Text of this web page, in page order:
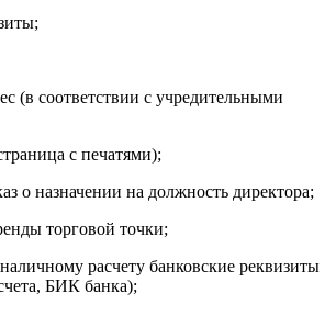
(в соответствии с учредительными
с печатями);
о назначении на должность директора;
торговой точки;
расчету банковские реквизиты
БИК банка);